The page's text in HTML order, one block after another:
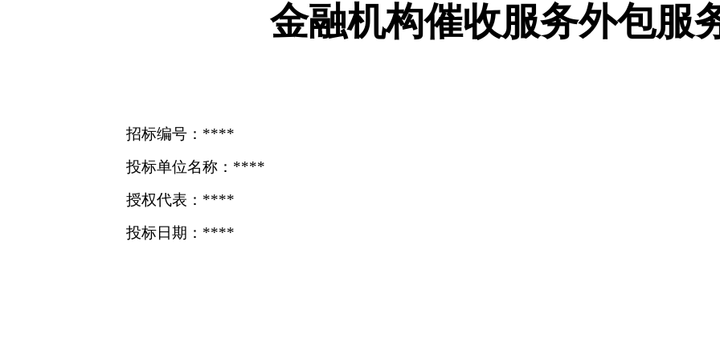
金融机构催收服务外包服
招标编号：****
投标单位名称：****
授权代表：****
投标日期：****